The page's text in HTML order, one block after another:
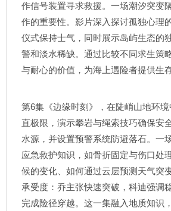
作信号装置寻求救援。一场潮汐突变
作的重要性。影片深入探讨孤独心理
仪式保持士气，同时展示岛屿生态
警和淡水稀缺。通过比较不同求生策
与耐心的价值，为海上遇险者提供生
第6集《边缘时刻》，在陡峭山地环
直极限，演示攀岩与绳索技巧确保安
水源，并设置预警系统防避落石。一
应急救护知识，如骨折固定与伤口处
候的变化、如何通过云层预测天气突
承受度：乔主张快速突破，科迪强调
完成险径穿越。这一集融入地质知识